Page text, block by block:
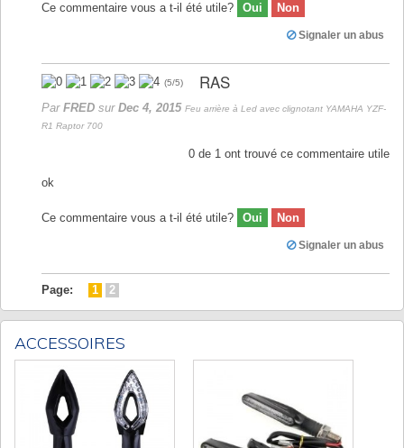
Ce commentaire vous a t-il été utile? Oui Non
Signaler un abus
(5/5) RAS
Par FRED sur Dec 4, 2015 Feu arrière à Led avec clignotant YAMAHA YZF-
R1 Raptor 700
0 de 1 ont trouvé ce commentaire utile
ok
Ce commentaire vous a t-il été utile? Oui Non
Signaler un abus
Page: 1 2
ACCESSOIRES